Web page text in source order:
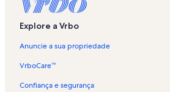
Aluguéis por temporada - MIT
Aluguéis por temporada - Somerville
Aluguéis por temporada - North End
Aluguéis por temporada - Centro de Boston
Aluguéis por temporada - Beacon Hill
Explore a Vrbo
Anuncie a sua propriedade
VrboCare™
Confiança e segurança